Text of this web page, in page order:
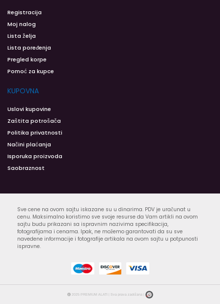
Registracija
Moj nalog
Lista želja
Lista poređenja
Pregled korpe
Pomoć za kupce
KUPOVNA
Uslovi kupovine
Zaštita potrošača
Politika privatnosti
Načini plaćanja
Isporuka proizvoda
Saobraznost
Sve cene na ovom sajtu iskazane su u dinarima. PDV je uračunat u
cenu. Maksimalno koristimo sve svoje resurse da Vam artikli na ovom
sajtu budu prikazani sa ispravnim nazivima specifikacija,
fotografijama i cenama. Ipak, ne možemo garantovati da su sve
navedene informacije i fotografije artikala na ovom sajtu u potpunosti
ispravne.
2025 PREMIUM ALATI | Sva prava zadržana |